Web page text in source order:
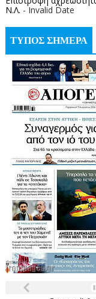
Ν.Λ. - Invalid Date
ΤΥΠΟΣ ΣΗΜΕΡΑ